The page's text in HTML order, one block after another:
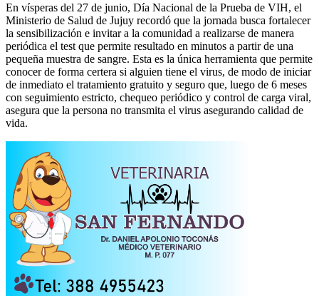
En vísperas del 27 de junio, Día Nacional de la Prueba de VIH, el
Ministerio de Salud de Jujuy recordó que la jornada busca fortalecer
la sensibilización e invitar a la comunidad a realizarse de manera
periódica el test que permite resultado en minutos a partir de una
pequeña muestra de sangre. Esta es la única herramienta que permite
conocer de forma certera si alguien tiene el virus, de modo de iniciar
de inmediato el tratamiento gratuito y seguro que, luego de 6 meses
con seguimiento estricto, chequeo periódico y control de carga viral,
asegura que la persona no transmita el virus asegurando calidad de
vida.